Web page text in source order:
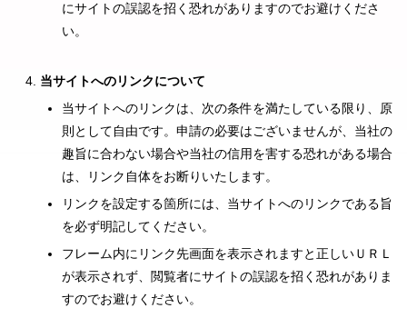
にサイトの誤認を招く恐れがありますのでお避けくださ
い。
当サイトへのリンクについて
当サイトへのリンクは、次の条件を満たしている限り、原
則として自由です。申請の必要はございませんが、当社の
趣旨に合わない場合や当社の信用を害する恐れがある場合
は、リンク自体をお断りいたします。
リンクを設定する箇所には、当サイトへのリンクである旨
を必ず明記してください。
フレーム内にリンク先画面を表示されますと正しいＵＲＬ
が表示されず、閲覧者にサイトの誤認を招く恐れがありま
すのでお避けください。